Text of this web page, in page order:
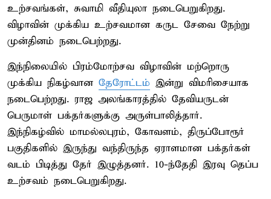
உற்சவங்கள், சுவாமி வீதியுலா நடைபெறுகிறது.
விழாவின் முக்கிய உற்சவமான கருட சேவை நேற்று
முன்தினம் நடைபெற்றது.
இந்நிலையில் பிரம்மோற்சவ விழாவின் மற்றொரு
முக்கிய நிகழ்வான தேரோட்டம் இன்று விமரிசையாக
நடைபெற்றது. ராஜ அலங்காரத்தில் தேவியருடன்
பெருமாள் பக்தர்களுக்கு அருள்பாலித்தார்.
இந்நிகழ்வில் மாமல்லபுரம், கோவளம், திருப்போரூர்
பகுதிகளில் இருந்து வந்திருந்த ஏராளமான பக்தர்கள்
வடம் பிடித்து தேர் இழுத்தனர். 10-ந்தேதி இரவு தெப்ப
உற்சவம் நடைபெறுகிறது.